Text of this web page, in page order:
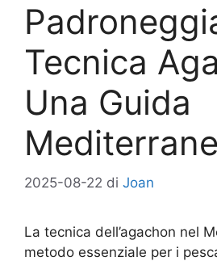
Tecnica
Una Guida
2025-08-22 di Joan
La tecnica dell’agachon nel
metodo essenziale per i